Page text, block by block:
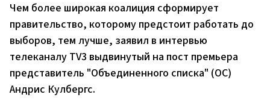
Чем более широкая коалиция сформирует
правительство, которому предстоит работать до
выборов, тем лучше, заявил в интервью
телеканалу TV3 выдвинутый на пост премьера
представитель "Объединенного списка" (ОС)
Андрис Кулбергс.